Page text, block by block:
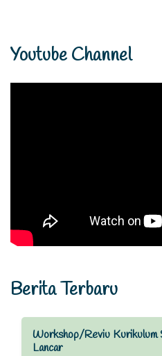
Youtube Channel
Berita Terbaru
Workshop/Reviu Kurikulum
Lancar